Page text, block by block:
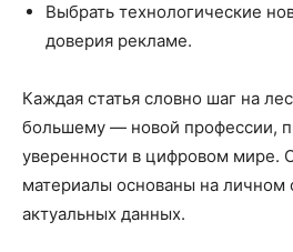
Выбрать технологические
доверия рекламе.
Каждая статья словно шаг на
большему — новой профессии,
уверенности в цифровом мире.
материалы основаны на личном
актуальных данных.